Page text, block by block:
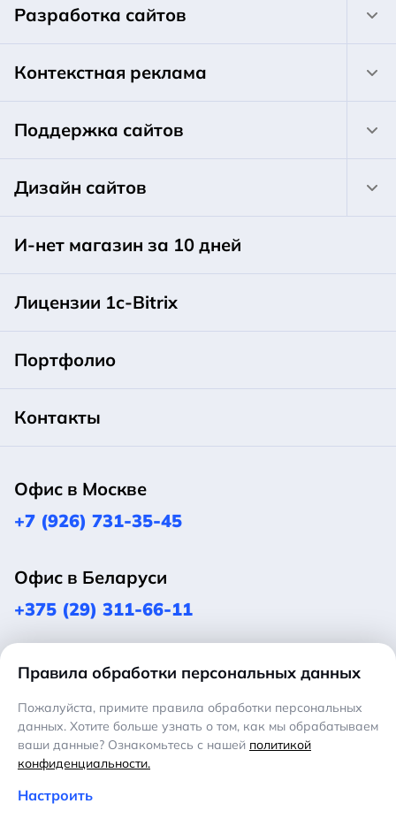
Оставить заявку
Оставить заявку
Оставить заявку
Разработка сайтов
Контекстная реклама
Поддержка сайтов
Дизайн сайтов
И-нет магазин за 10 дней
Лицензии 1c-Bitrix
Портфолио
Контакты
Офис в Москве
+7 (926) 731-35-45
Офис в Беларуси
+375 (29) 311-66-11
Эл. почта:
info@promicom.ru
Политика конфиденциальности
Настройка обработки персональных данных
Правила обработки персональных данных
Пожалуйста, примите правила обработки персональных
данных. Хотите больше узнать о том, как мы обрабатываем
ваши данные? Ознакомьтесь с нашей политикой
конфиденциальности.
Настроить